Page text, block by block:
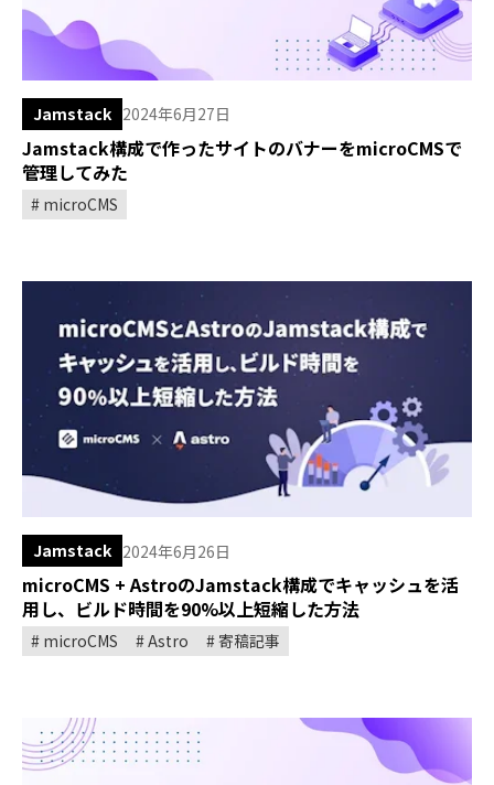
Jamstack 2024年6月27日
Jamstack構成で作ったサイトのバナーをmicroCMSで
管理してみた
microCMS
Jamstack 2024年6月26日
microCMS + AstroのJamstack構成でキャッシュを活
用し、ビルド時間を90%以上短縮した方法
microCMS Astro 寄稿記事